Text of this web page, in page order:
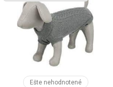
Ešte nehodnotené